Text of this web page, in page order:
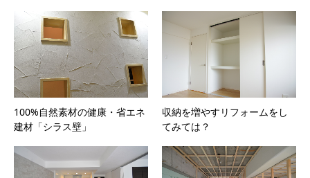
100%自然素材の健康・省エネ
建材「シラス壁」
収納を増やすリフォームをし
てみては？